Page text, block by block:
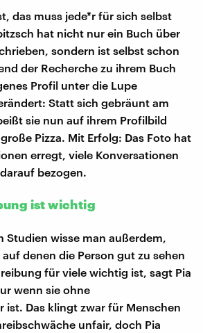
das muss jede*r für sich selbst
hat nicht nur ein Buch über
sondern ist selbst schon
der Recherche zu ihrem Buch
Profil unter die Lupe
Statt sich gebräunt am
sie nun auf ihrem Profilbild
Pizza. Mit Erfolg: Das Foto hat
erregt, viele Konversationen
bezogen.
ist wichtig
Studien wisse man außerdem,
denen die Person gut zu sehen
für viele wichtig ist, sagt Pia
wenn sie ohne
ist. Das klingt zwar für Menschen
unfair, doch Pia